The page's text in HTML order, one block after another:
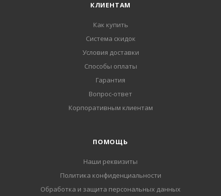
КЛИЕНТАМ
Как купить
Система скидок
Условия доставки
Способы оплаты
Гарантия
Вопрос-ответ
Корпоративным клиентам
ПОМОЩЬ
Наши реквизиты
Политика конфиденциальности
Обработка и защита персональных данных